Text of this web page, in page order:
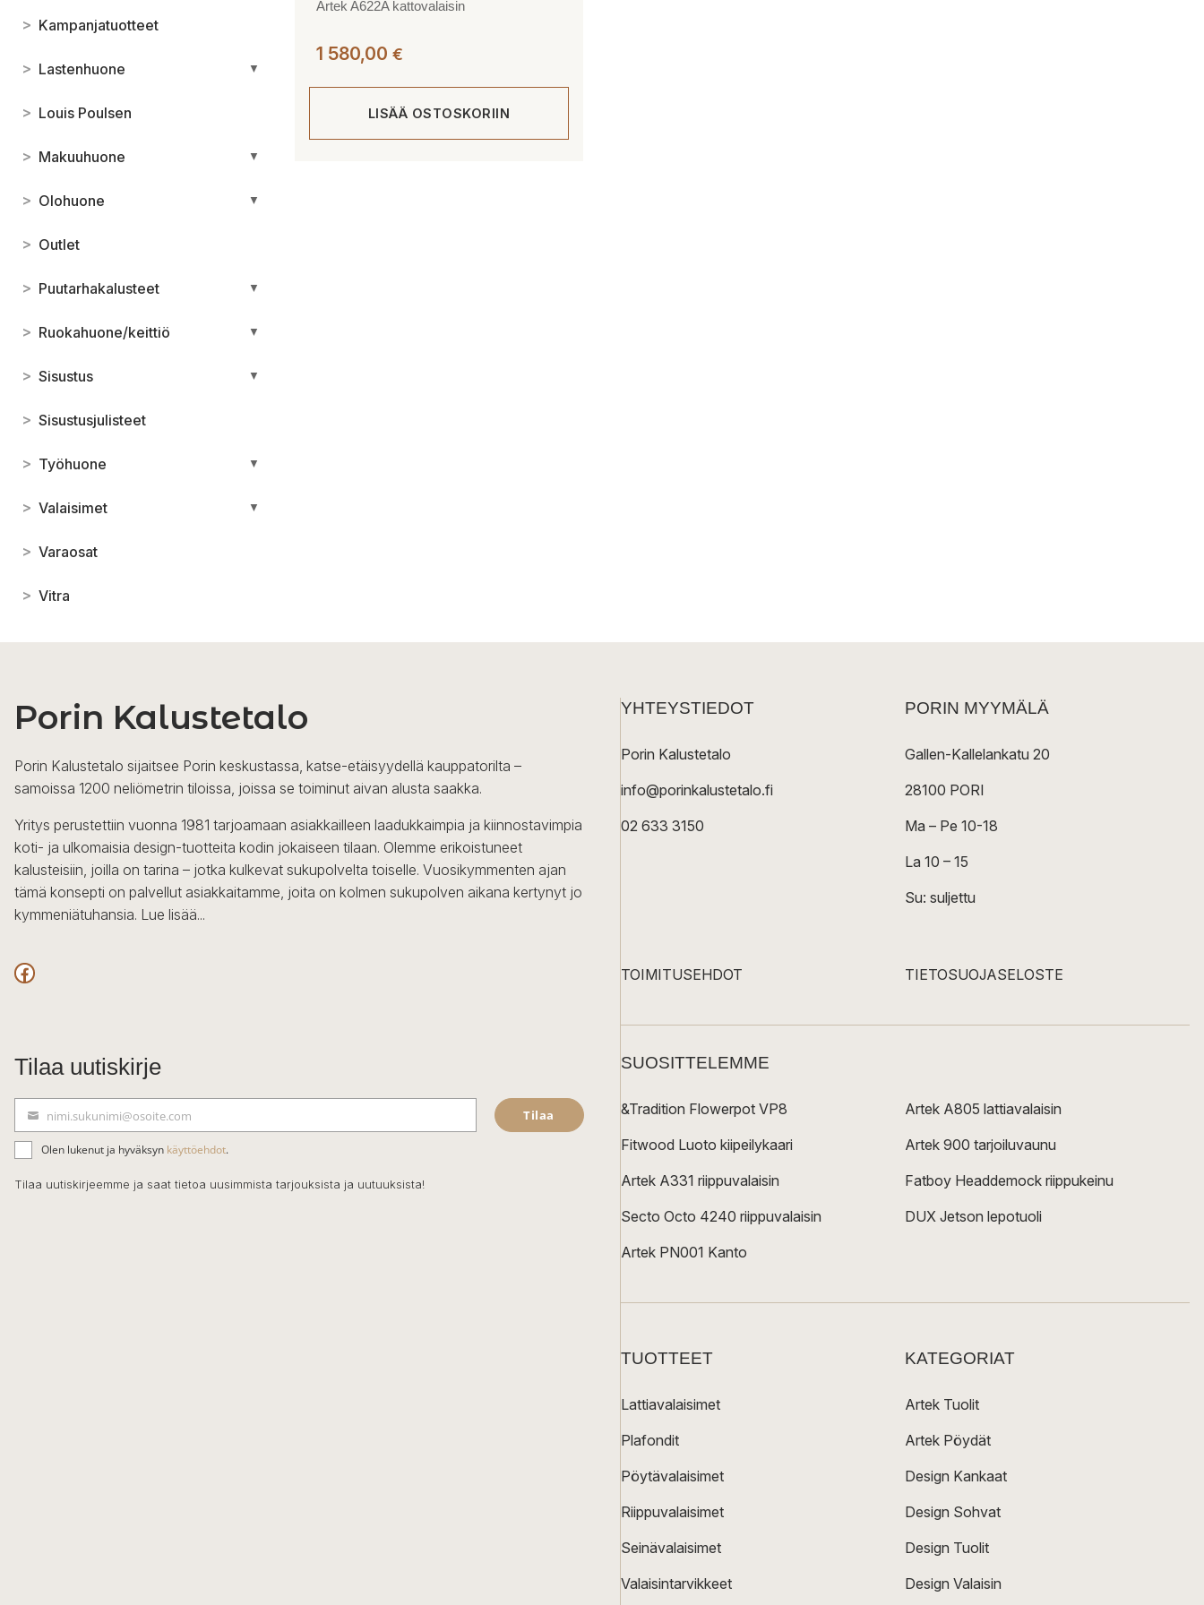
> Kampanjatuotteet
> Lastenhuone ▼
> Louis Poulsen
> Makuuhuone ▼
> Olohuone ▼
> Outlet
> Puutarhakalusteet ▼
> Ruokahuone/keittiö ▼
> Sisustus ▼
> Sisustusjulisteet
> Työhuone ▼
> Valaisimet ▼
> Varaosat
> Vitra
Artek A622A kattovalaisin
1 580,00 €
LISÄÄ OSTOSKORIIN
Porin Kalustetalo
Porin Kalustetalo sijaitsee Porin keskustassa, katse-etäisyydellä kauppatorilta –
samoissa 1200 neliömetrin tiloissa, joissa se toiminut aivan alusta saakka.
Yritys perustettiin vuonna 1981 tarjoamaan asiakkailleen laadukkaimpia ja kiinnostavimpia
koti- ja ulkomaisia design-tuotteita kodin jokaiseen tilaan. Olemme erikoistuneet
kalusteisiin, joilla on tarina – jotka kulkevat sukupolvelta toiselle. Vuosikymmenten ajan
tämä konsepti on palvellut asiakkaitamme, joita on kolmen sukupolven aikana kertynyt jo
kymmeniätuhansia. Lue lisää...
Facebook
Tilaa uutiskirje
ä
h
k
nimi.sukunimi@osoite.com Tilaa
Olen lukenut ja hyväksyn käyttöehdot.
Tilaa uutiskirjeemme ja saat tietoa uusimmista tarjouksista ja uutuuksista!
YHTEYSTIEDOT
Porin Kalustetalo
info@porinkalustetalo.fi
02 633 3150
PORIN MYYMÄLÄ
Gallen-Kallelankatu 20
28100 PORI
Ma – Pe 10-18
La 10 – 15
Su: suljettu
TOIMITUSEHDOT TIETOSUOJASELOSTE
SUOSITTELEMME
&Tradition Flowerpot VP8
Fitwood Luoto kiipeilykaari
Artek A331 riippuvalaisin
Secto Octo 4240 riippuvalaisin
Artek PN001 Kanto
Artek A805 lattiavalaisin
Artek 900 tarjoiluvaunu
Fatboy Headdemock riippukeinu
DUX Jetson lepotuoli
TUOTTEET
Lattiavalaisimet
Plafondit
Pöytävalaisimet
Riippuvalaisimet
Seinävalaisimet
Valaisintarvikkeet
KATEGORIAT
Artek Tuolit
Artek Pöydät
Design Kankaat
Design Sohvat
Design Tuolit
Design Valaisin